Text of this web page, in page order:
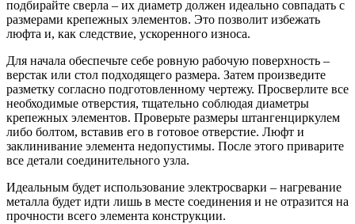
подбирайте сверла – их диаметр должен идеально совпадать с
размерами крепежных элементов. Это позволит избежать
люфта и, как следствие, ускоренного износа.
Для начала обеспечьте себе ровную рабочую поверхность –
верстак или стол подходящего размера. Затем произведите
разметку согласно подготовленному чертежу. Просверлите все
необходимые отверстия, тщательно соблюдая диаметры
крепежных элементов. Проверьте размеры штангенциркулем
либо болтом, вставив его в готовое отверстие. Люфт и
заклинивание элемента недопустимы. После этого приварите
все детали соединительного узла.
Идеальным будет использование электросварки – нагревание
металла будет идти лишь в месте соединения и не отразится на
прочности всего элемента конструкции.